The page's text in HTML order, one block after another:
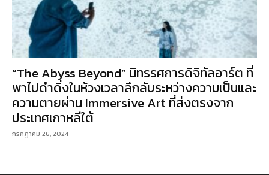
“The Abyss Beyond” นิทรรศการดิจิทัลอาร์ต ที่
พาไปดำดิ่งในห้วงเวลาลึกลับระหว่างความเป็นและ
ความตายผ่าน Immersive Art ที่ส่งตรงจาก
ประเทศเกาหลีใต้
กรกฎาคม 26, 2024